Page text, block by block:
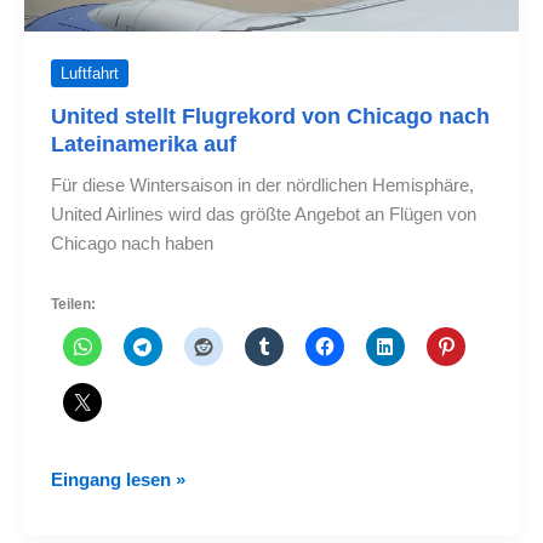
Luftfahrt
United stellt Flugrekord von Chicago nach
Lateinamerika auf
Für diese Wintersaison in der nördlichen Hemisphäre,
United Airlines wird das größte Angebot an Flügen von
Chicago nach haben
Teilen:
United
Eingang lesen »